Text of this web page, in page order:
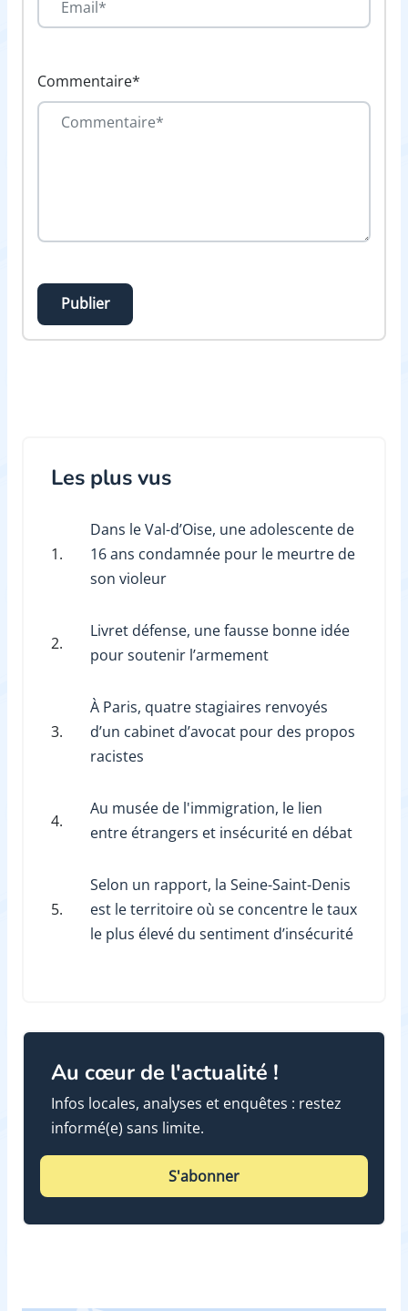
Commentaire*
Publier
Les plus vus
1.
Dans le Val-d’Oise, une adolescente de
16 ans condamnée pour le meurtre de
son violeur
2.
Livret défense, une fausse bonne idée
pour soutenir l’armement
3.
À Paris, quatre stagiaires renvoyés
d’un cabinet d’avocat pour des propos
racistes
4.
Au musée de l'immigration, le lien
entre étrangers et insécurité en débat
5.
Selon un rapport, la Seine-Saint-Denis
est le territoire où se concentre le taux
le plus élevé du sentiment d’insécurité
Au cœur de l'actualité !
Infos locales, analyses et enquêtes : restez
informé(e) sans limite.
S'abonner